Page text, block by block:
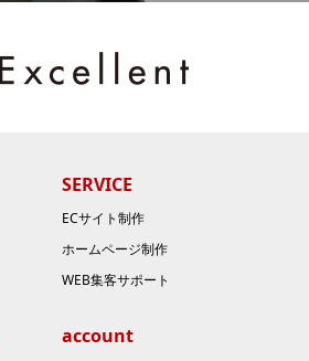
SERVICE
ECサイト制作
ホームページ制作
WEB集客サポート
account